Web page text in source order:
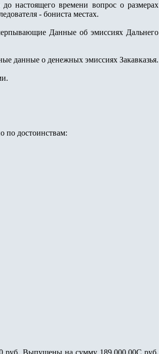
настоящего времени вопрос о размерах
- бониста местах.
Данные об эмиссиях Дальнего
данные о денежных эмиссиях Закавказья.
по достоинствам:
руб. Выпущены на сумму 189.000.00С руб.